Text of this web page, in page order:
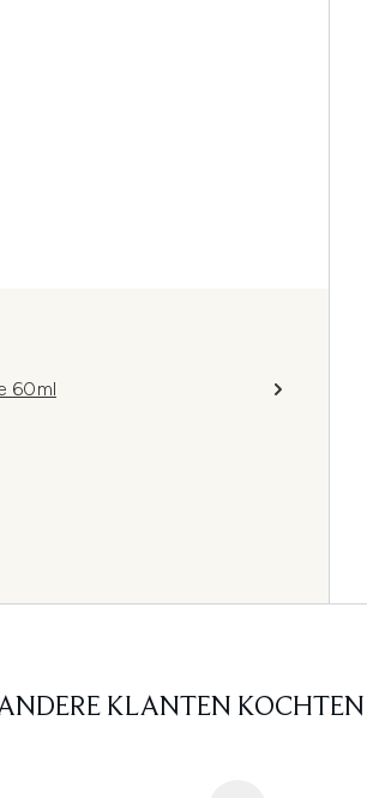
60ml
KLANTEN KOCHTEN